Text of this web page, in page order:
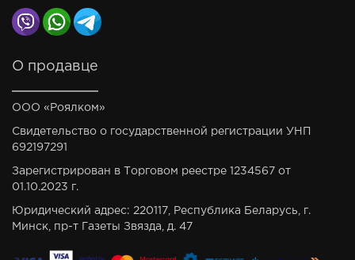
О продавце
ООО «Роялком»
Свидетельство о государственной регистрации УНП
692197291
Зарегистрирован в Торговом реестре 1234567 от
01.10.2023 г.
Юридический адрес: 220117, Республика Беларусь, г.
Минск, пр-т Газеты Звязда, д. 47